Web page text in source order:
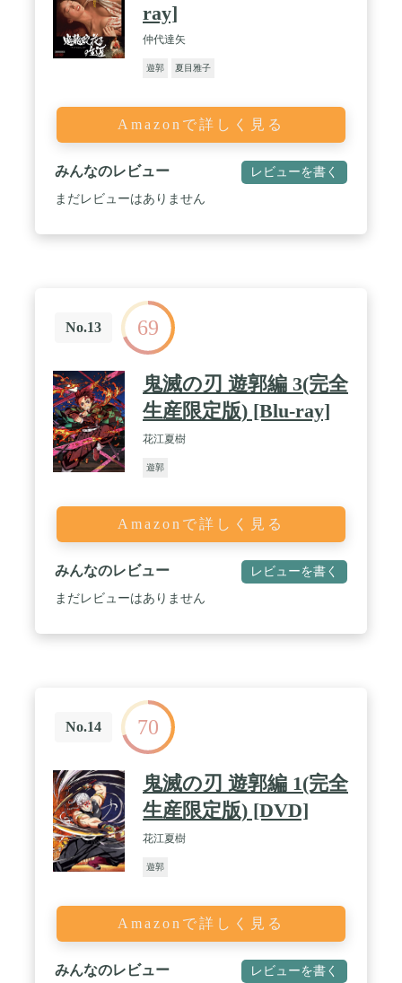
ray]
仲代達矢
遊郭 夏目雅子
Amazonで詳しく見る
みんなのレビュー レビューを書く
まだレビューはありません
No.13 69
鬼滅の刃 遊郭編 3(完全
生産限定版) [Blu-ray]
花江夏樹
遊郭
Amazonで詳しく見る
みんなのレビュー レビューを書く
まだレビューはありません
No.14 70
鬼滅の刃 遊郭編 1(完全
生産限定版) [DVD]
花江夏樹
遊郭
Amazonで詳しく見る
みんなのレビュー レビューを書く